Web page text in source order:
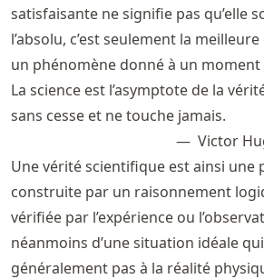
satisfaisante ne signifie pas qu’elle
l’absolu, c’est seulement la
un phénomène donné à un moment
La science est l’asymptote de la
sans cesse et ne touche jamais.
Victor
Une vérité scientifique est ainsi une
construite par un raisonnement
vérifiée par l’expérience ou
néanmoins d’une situation idéale
généralement pas à la réalité